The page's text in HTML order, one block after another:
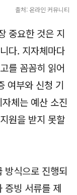
출처: 온라인 커뮤니티
중요한 것은 지
다. 지자체마다
를 꼼꼼히 읽어
여부와 신청 기
체는 예산 소진
원을 받지 못할
방식으로 진행되
증빙 서류를 제